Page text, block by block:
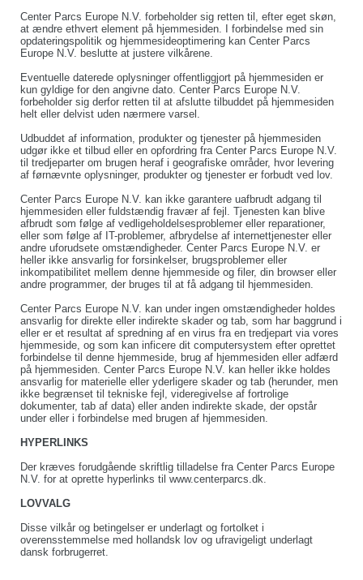
Center Parcs Europe N.V. forbeholder sig retten til, efter eget skøn,
at ændre ethvert element på hjemmesiden. I forbindelse med sin
opdateringspolitik og hjemmesideoptimering kan Center Parcs
Europe N.V. beslutte at justere vilkårene.
Eventuelle daterede oplysninger offentliggjort på hjemmesiden er
kun gyldige for den angivne dato. Center Parcs Europe N.V.
forbeholder sig derfor retten til at afslutte tilbuddet på hjemmesiden
helt eller delvist uden nærmere varsel.
Udbuddet af information, produkter og tjenester på hjemmesiden
udgør ikke et tilbud eller en opfordring fra Center Parcs Europe N.V.
til tredjeparter om brugen heraf i geografiske områder, hvor levering
af førnævnte oplysninger, produkter og tjenester er forbudt ved lov.
Center Parcs Europe N.V. kan ikke garantere uafbrudt adgang til
hjemmesiden eller fuldstændig fravær af fejl. Tjenesten kan blive
afbrudt som følge af vedligeholdelsesproblemer eller reparationer,
eller som følge af IT-problemer, afbrydelse af internettjenester eller
andre uforudsete omstændigheder. Center Parcs Europe N.V. er
heller ikke ansvarlig for forsinkelser, brugsproblemer eller
inkompatibilitet mellem denne hjemmeside og filer, din browser eller
andre programmer, der bruges til at få adgang til hjemmesiden.
Center Parcs Europe N.V. kan under ingen omstændigheder holdes
ansvarlig for direkte eller indirekte skader og tab, som har baggrund i
eller er et resultat af spredning af en virus fra en tredjepart via vores
hjemmeside, og som kan inficere dit computersystem efter oprettet
forbindelse til denne hjemmeside, brug af hjemmesiden eller adfærd
på hjemmesiden. Center Parcs Europe N.V. kan heller ikke holdes
ansvarlig for materielle eller yderligere skader og tab (herunder, men
ikke begrænset til tekniske fejl, videregivelse af fortrolige
dokumenter, tab af data) eller anden indirekte skade, der opstår
under eller i forbindelse med brugen af hjemmesiden.
HYPERLINKS
Der kræves forudgående skriftlig tilladelse fra Center Parcs Europe
N.V. for at oprette hyperlinks til www.centerparcs.dk.
LOVVALG
Disse vilkår og betingelser er underlagt og fortolket i
overensstemmelse med hollandsk lov og ufravigeligt underlagt
dansk forbrugerret.